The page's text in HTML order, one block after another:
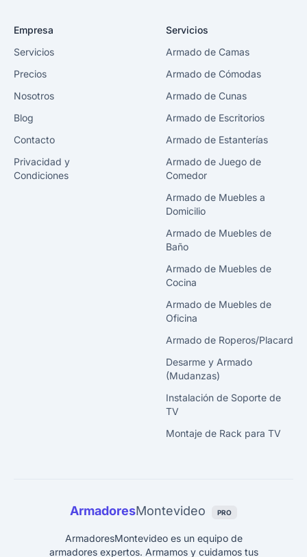
Empresa
Servicios
Precios
Nosotros
Blog
Contacto
Privacidad y
Condiciones
Servicios
Armado de Camas
Armado de Cómodas
Armado de Cunas
Armado de Escritorios
Armado de Estanterías
Armado de Juego de
Comedor
Armado de Muebles a
Domicilio
Armado de Muebles de
Baño
Armado de Muebles de
Cocina
Armado de Muebles de
Oficina
Armado de Roperos/Placard
Desarme y Armado
(Mudanzas)
Instalación de Soporte de
TV
Montaje de Rack para TV
ArmadoresMontevideo PRO
ArmadoresMontevideo es un equipo de
armadores expertos. Armamos y cuidamos tus